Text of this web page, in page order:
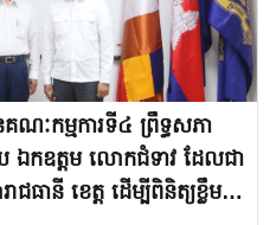
ៈកម្មការទី៤ ព្រឹទ្ធសភា
កឧត្ដម លោកជំទាវ ដែលជា
ត ដើម្បីពិនិត្យខ្លឹម